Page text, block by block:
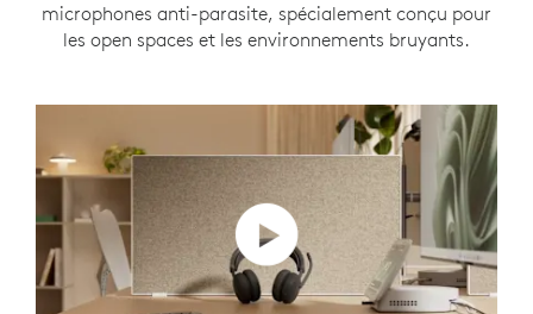
microphones anti-parasite, spécialement conçu pour
les open spaces et les environnements bruyants.